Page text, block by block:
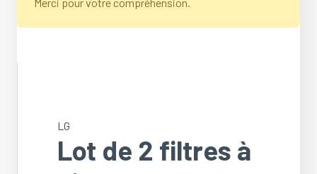
LG
Lot de 2 filtres à